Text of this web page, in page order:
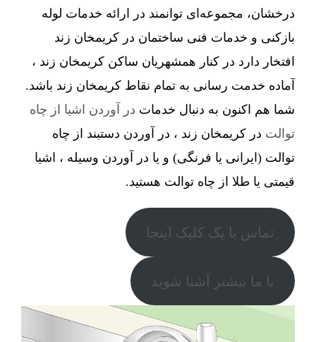
درخشان، مجموعه‌ای توانمند در ارائه خدمات لوله
بازکنی و خدمات فنی ساختمان در کریمخان زند
افتخار دارد در کنار همشهریان ساکن کریمخان زند ،
آماده خدمت رسانی به تمام نقاط کریمخان زند باشد.
شما هم اکنون به دنبال خدمات در آوردن اشیا از چاه
توالت در کریمخان زند ، در آوردن دستبند از چاه
توالت (ایرانی یا فرنگی) و یا در آوردن وسیله ، اشیا
قیمتی یا طلا از چاه توالت هستید.
تماس با یک کلیک اینجا
با ما بیشتر آشنا شوید